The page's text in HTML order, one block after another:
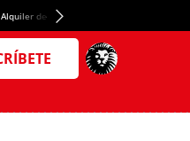
Alquiler de habitaciones en España